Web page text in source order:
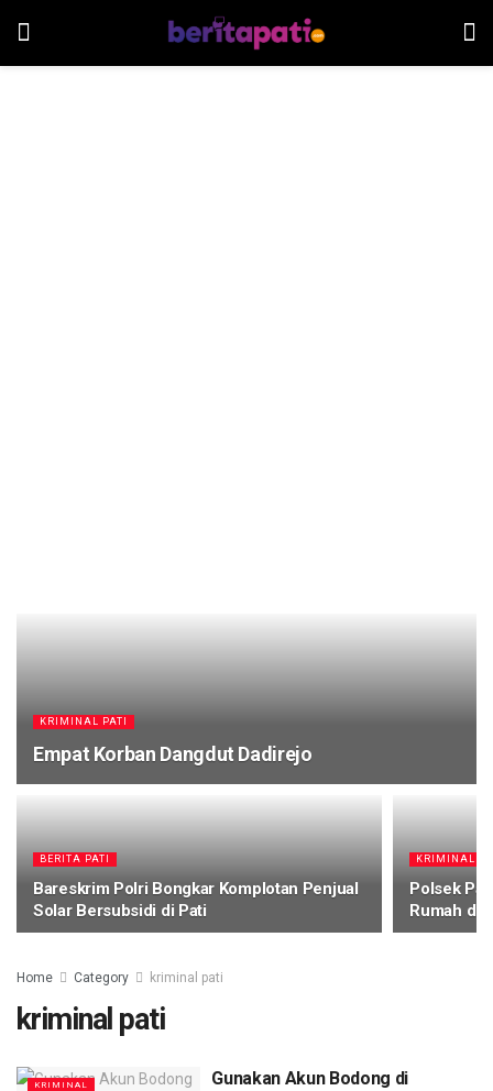
KRIMINAL PATI
Empat Korban Dangdut Dadirejo
BERITA PATI
Bareskrim Polri Bongkar Komplotan Penjual
Solar Bersubsidi di Pati
KRIMINAL
Polsek
Rumah di
Home Category kriminal pati
kriminal pati
KRIMINAL
Gunakan Akun Bodong di